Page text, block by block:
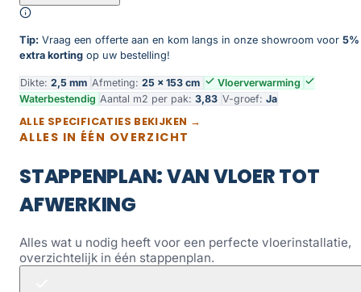
Tip: Vraag een offerte aan en kom langs in onze showroom voor 5%
extra korting op uw bestelling!
Dikte: 2,5 mm Afmeting: 25 × 153 cm
Vloerverwarming
Waterbestendig Aantal m2 per pak: 3,83 V-groef: Ja
ALLE SPECIFICATIES BEKIJKEN →
ALLES IN ÉÉN OVERZICHT
STAPPENPLAN: VAN VLOER TOT
AFWERKING
Alles wat u nodig heeft voor een perfecte vloerinstallatie,
overzichtelijk in één stappenplan.